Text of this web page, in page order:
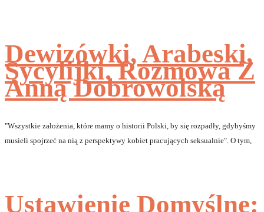
Dewizówki, Arabeski,
Sycylijki. Rozmowa Z
Anną Dobrowolską
"Wszystkie założenia, które mamy o historii Polski, by się rozpadły, gdybyśmy
musieli spojrzeć na nią z perspektywy kobiet pracujących seksualnie". O tym,
Ustawienie Domyślne: